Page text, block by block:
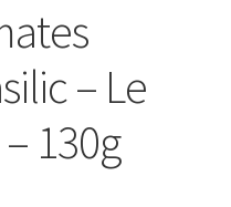
– Le
130g